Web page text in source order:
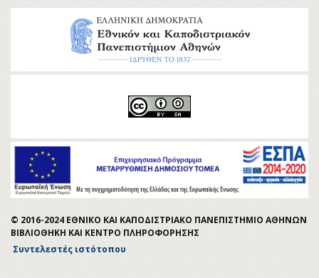
© 2016-2024 ΕΘΝΙΚΟ ΚΑΙ ΚΑΠΟΔΙΣΤΡΙΑΚΟ ΠΑΝΕΠΙΣΤΗΜΙΟ ΑΘΗΝΩΝ
ΒΙΒΛΙΟΘΗΚΗ ΚΑΙ ΚΕΝΤΡΟ ΠΛΗΡΟΦΟΡΗΣΗΣ
Συντελεστές ιστότοπου